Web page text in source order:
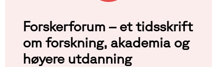
Forskerforum – et tidsskrift
om forskning, akademia og
høyere utdanning